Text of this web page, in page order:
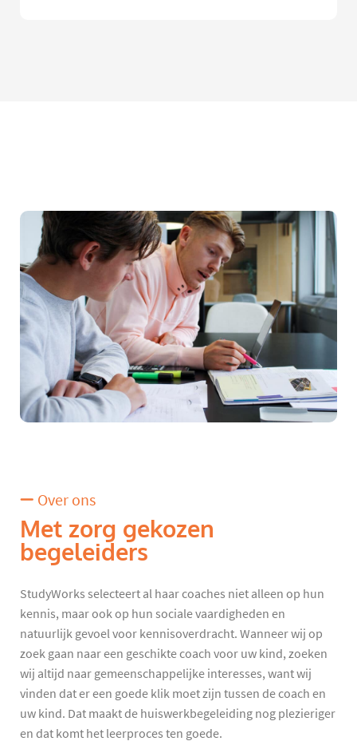
Over ons
Met zorg gekozen
begeleiders
StudyWorks selecteert al haar coaches niet alleen op hun
kennis, maar ook op hun sociale vaardigheden en
natuurlijk gevoel voor kennisoverdracht. Wanneer wij op
zoek gaan naar een geschikte coach voor uw kind, zoeken
wij altijd naar gemeenschappelijke interesses, want wij
vinden dat er een goede klik moet zijn tussen de coach en
uw kind. Dat maakt de huiswerkbegeleiding nog plezieriger
en dat komt het leerproces ten goede.